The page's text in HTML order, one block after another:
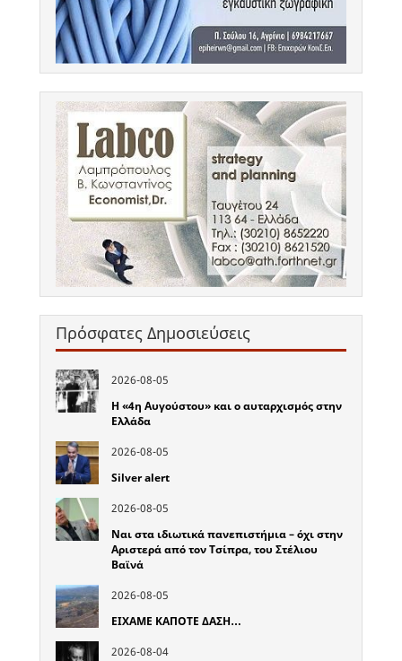
Πρόσφατες Δημοσιεύσεις
2026-08-05
Η «4η Αυγούστου» και ο αυταρχισμός στην
Ελλάδα
2026-08-05
Silver alert
2026-08-05
Ναι στα ιδιωτικά πανεπιστήμια – όχι στην
Αριστερά από τον Τσίπρα, του Στέλιου
Βαϊνά
2026-08-05
ΕΙΧΑΜΕ ΚΑΠΟΤΕ ΔΑΣΗ…
2026-08-04